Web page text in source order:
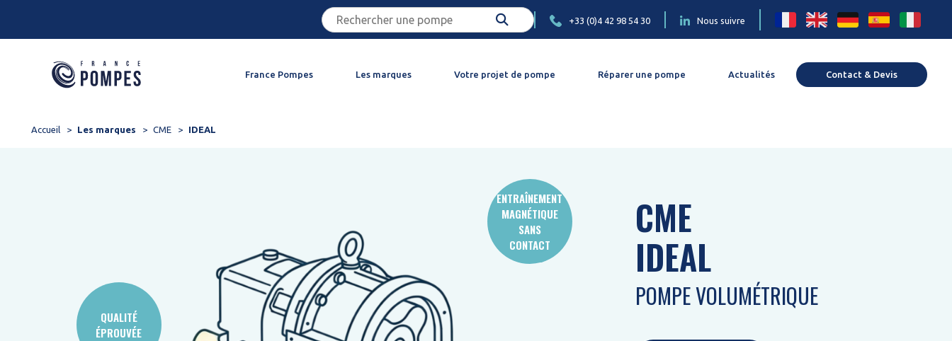
+33 (0)4 42 98 54 30 Nous suivre
France Pompes Les marques Votre projet de pompe Réparer une pompe Actualités Contact & Devis
Accueil Les marques CME IDEAL
ENTRAÎNEMENT
MAGNÉTIQUE
SANS
CONTACT
QUALITÉ
ÉPROUVÉE
CME
IDEAL
POMPE VOLUMÉTRIQUE